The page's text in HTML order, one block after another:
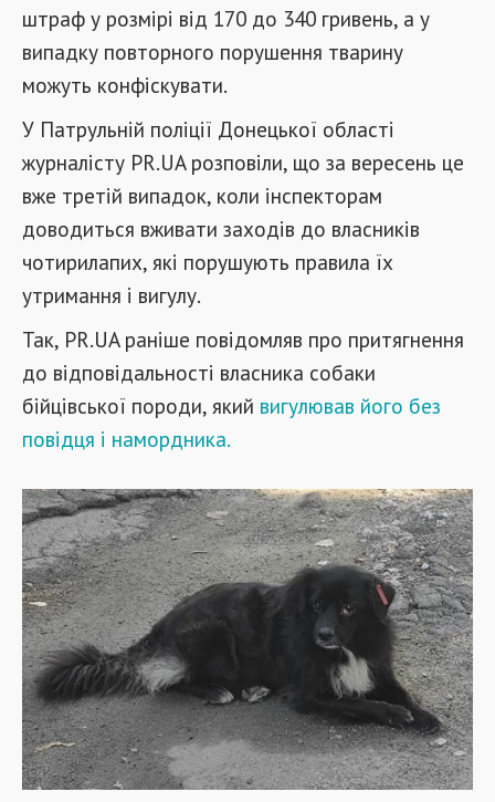
штраф у розмірі від 170 до 340 гривень, а у
випадку повторного порушення тварину
можуть конфіскувати.
У Патрульній поліції Донецької області
журналісту PR.UA розповіли, що за вересень це
вже третій випадок, коли інспекторам
доводиться вживати заходів до власників
чотирилапих, які порушують правила їх
утримання і вигулу.
Так, PR.UA раніше повідомляв про притягнення
до відповідальності власника собаки
бійцівської породи, який вигулював його без
повідця і намордника.